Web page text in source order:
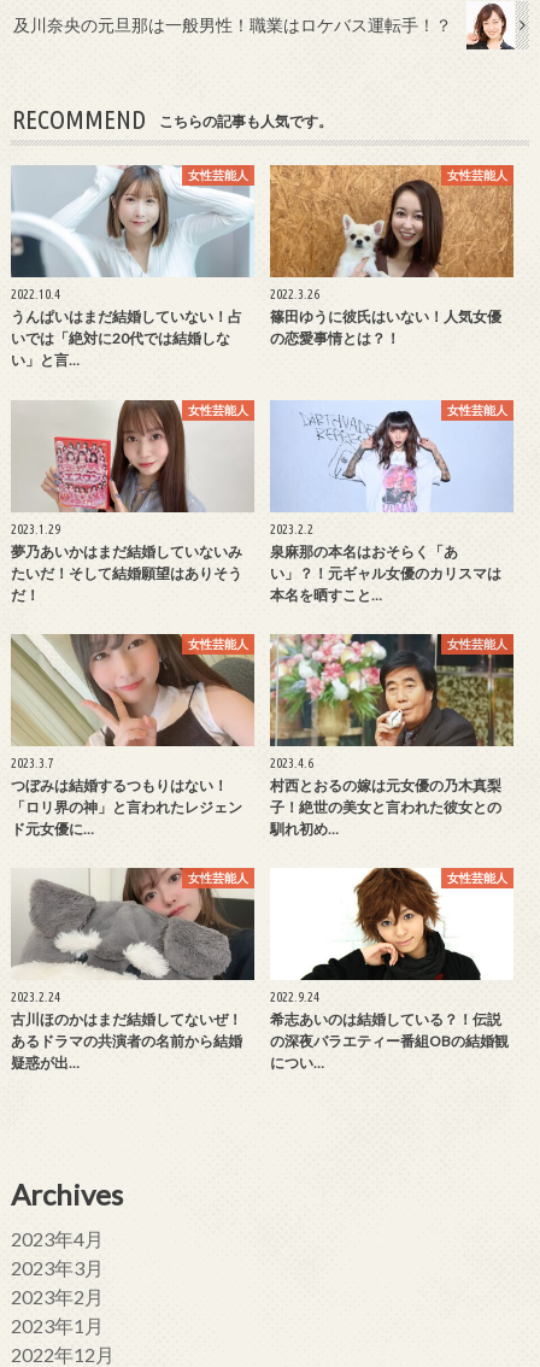
及川奈央の元旦那は一般男性！職業はロケバス運転手！？
RECOMMEND こちらの記事も人気です。
女性芸能人
2022.10.4
うんぱいはまだ結婚していない！占
いでは「絶対に20代では結婚しな
い」と言…
女性芸能人
2022.3.26
篠田ゆうに彼氏はいない！人気女優
の恋愛事情とは？！
女性芸能人
2023.1.29
夢乃あいかはまだ結婚していないみ
たいだ！そして結婚願望はありそう
だ！
女性芸能人
2023.2.2
泉麻那の本名はおそらく「あ
い」？！元ギャル女優のカリスマは
本名を晒すこと…
女性芸能人
2023.3.7
つぼみは結婚するつもりはない！
「ロリ界の神」と言われたレジェン
ド元女優に…
女性芸能人
2023.4.6
村西とおるの嫁は元女優の乃木真梨
子！絶世の美女と言われた彼女との
馴れ初め…
女性芸能人
2023.2.24
古川ほのかはまだ結婚してないぜ！
あるドラマの共演者の名前から結婚
疑惑が出…
女性芸能人
2022.9.24
希志あいのは結婚している？！伝説
の深夜バラエティー番組OBの結婚観
につい…
Archives
2023年4月
2023年3月
2023年2月
2023年1月
2022年12月